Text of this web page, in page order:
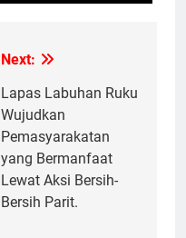
Next:
Lapas Labuhan Ruku
Wujudkan
Pemasyarakatan
yang Bermanfaat
Lewat Aksi Bersih-
Bersih Parit.